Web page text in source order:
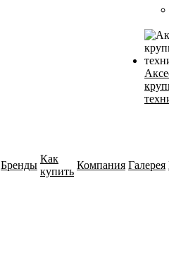
Бренды
Как
купить
Компания Галерея